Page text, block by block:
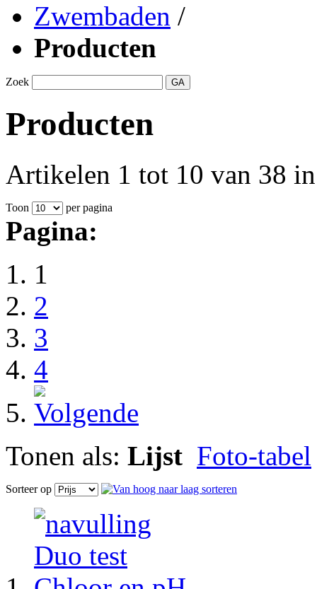
Zwembaden /
Producten
Zoek GA
Producten
Artikelen 1 tot 10 van 38
Toon per pagina
Pagina:
1
2
3
4
Tonen als: Lijst Foto-tabel
Sorteer op